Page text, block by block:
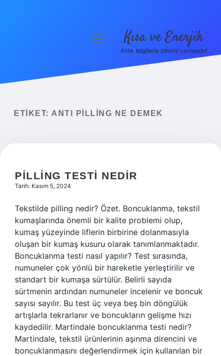
Yasal Uyarı
menüyü
Kısa ve Enerjik
Anlık bilgilerle zihnini canlandır!
ETIKET: ANTI PILLING NE DEMEK
PILLING TESTI NEDIR
Tarih: Kasım 5, 2024
Tekstilde pilling nedir? Özet. Boncuklanma, tekstil
kumaşlarında önemli bir kalite problemi olup,
kumaş yüzeyinde liflerin birbirine dolanmasıyla
oluşan bir kumaş kusuru olarak tanımlanmaktadır.
Boncuklanma testi nasıl yapılır? Test sırasında,
numuneler çok yönlü bir hareketle yerleştirilir ve
standart bir kumaşa sürtülür. Belirli sayıda
sürtmenin ardından numuneler incelenir ve boncuk
sayısı sayılır. Bu test üç veya beş bin döngülük
artışlarla tekrarlanır ve boncukların gelişme hızı
kaydedilir. Martindale boncuklanma testi nedir?
Martindale, tekstil ürünlerinin aşınma direncini ve
boncuklanmasını değerlendirmek için kullanılan bir